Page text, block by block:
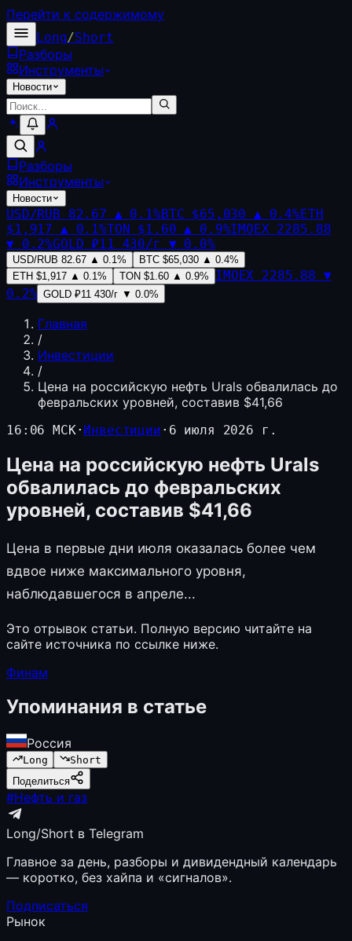
Перейти к содержимому
Long/Short
Разборы
Инструменты
Новости
Разборы
Инструменты
Новости
USD/RUB 82.67 ▲ 0.1%BTC $65,030 ▲ 0.4%ETH
$1,917 ▲ 0.1%TON $1.60 ▲ 0.9%IMOEX 2285.88
▼ 0.2%GOLD ₽11 430/г ▼ 0.0%
USD/RUB 82.67 ▲ 0.1% BTC $65,030 ▲ 0.4%
ETH $1,917 ▲ 0.1% TON $1.60 ▲ 0.9% IMOEX 2285.88 ▼
0.2% GOLD ₽11 430/г ▼ 0.0%
Главная
/
Инвестиции
/
Цена на российскую нефть Urals обвалилась до
февральских уровней, составив $41,66
16:06 МСК· Инвестиции · 6 июля 2026 г.
Цена на российскую нефть Urals
обвалилась до февральских
уровней, составив $41,66
Цена в первые дни июля оказалась более чем
вдвое ниже максимального уровня,
наблюдавшегося в апреле...
Это отрывок статьи. Полную версию читайте на
сайте источника по ссылке ниже.
Финам
Упоминания в статье
Россия
Long
Short
Поделиться
#Нефть и газ
Long/Short в Telegram
Главное за день, разборы и дивидендный календарь
— коротко, без хайпа и «сигналов».
Подписаться
Рынок